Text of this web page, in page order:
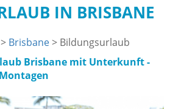
IN BRISBANE
> Brisbane> Bildungsurlaub
Brisbane mit Unterkunft -